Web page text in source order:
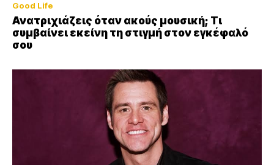
Good Life
Ανατριχιάζεις όταν ακούς μουσική; Τι
συμβαίνει εκείνη τη στιγμή στον εγκέφαλό
σου